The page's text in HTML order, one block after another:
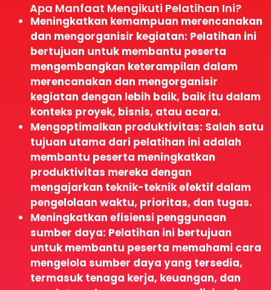
Apa Manfaat Mengikuti Pelatihan Ini?
Meningkatkan kemampuan merencanakan
dan mengorganisir kegiatan: Pelatihan ini
bertujuan untuk membantu peserta
mengembangkan keterampilan dalam
merencanakan dan mengorganisir
kegiatan dengan lebih baik, baik itu dalam
konteks proyek, bisnis, atau acara.
Mengoptimalkan produktivitas: Salah satu
tujuan utama dari pelatihan ini adalah
membantu peserta meningkatkan
produktivitas mereka dengan
mengajarkan teknik-teknik efektif dalam
pengelolaan waktu, prioritas, dan tugas.
Meningkatkan efisiensi penggunaan
sumber daya: Pelatihan ini bertujuan
untuk membantu peserta memahami cara
mengelola sumber daya yang tersedia,
termasuk tenaga kerja, keuangan, dan